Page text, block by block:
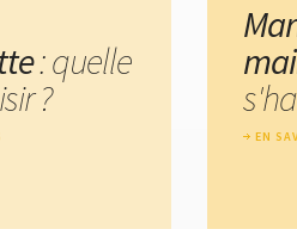
: quelle
?
EN